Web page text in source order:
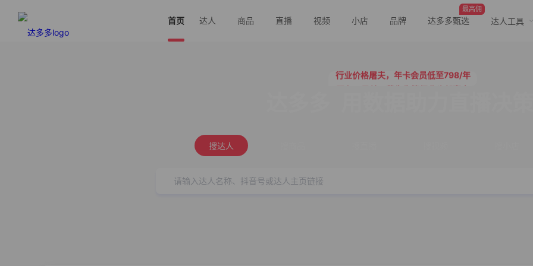
首页 达人 商品 直播 视频 小店 品牌
最高佣
达多多甄选 达人工具
服务三只羊、董先生等行业头部客户
搜达人